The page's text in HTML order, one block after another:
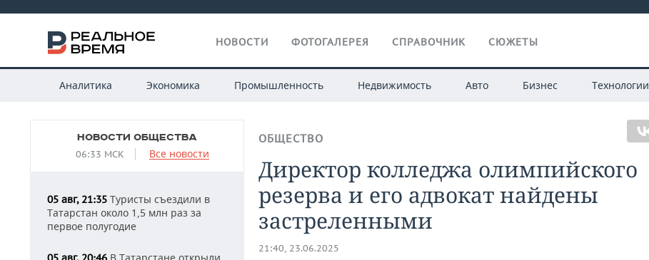
НОВОСТИ ФОТОГАЛЕРЕЯ СПРАВОЧНИК СЮЖЕТЫ
Аналитика Экономика Промышленность Недвижимость Авто Бизнес Технологии
НОВОСТИ ОБЩЕСТВА
06:33 МСК Все новости
05 авг, 21:35 Туристы съездили в
Татарстан около 1,5 млн раз за
первое полугодие
ОБЩЕСТВО
Директор колледжа олимпийского
резерва и его адвокат найдены
застреленными
21:40, 23.06.2025